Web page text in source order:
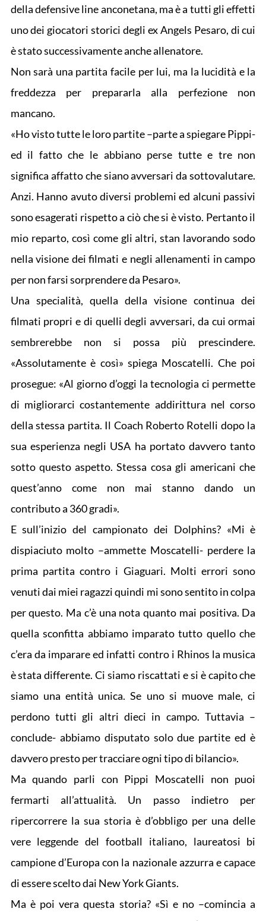
della defensive line anconetana, ma è a tutti gli effetti
uno dei giocatori storici degli ex Angels Pesaro, di cui
è stato successivamente anche allenatore.
Non sarà una partita facile per lui, ma la lucidità e la
freddezza per prepararla alla perfezione non
mancano.
«Ho visto tutte le loro partite –parte a spiegare Pippi-
ed il fatto che le abbiano perse tutte e tre non
significa affatto che siano avversari da sottovalutare.
Anzi. Hanno avuto diversi problemi ed alcuni passivi
sono esagerati rispetto a ciò che si è visto. Pertanto il
mio reparto, così come gli altri, stan lavorando sodo
nella visione dei filmati e negli allenamenti in campo
per non farsi sorprendere da Pesaro».
Una specialità, quella della visione continua dei
filmati propri e di quelli degli avversari, da cui ormai
sembrerebbe non si possa più prescindere.
«Assolutamente è così» spiega Moscatelli. Che poi
prosegue: «Al giorno d’oggi la tecnologia ci permette
di migliorarci costantemente addirittura nel corso
della stessa partita. Il Coach Roberto Rotelli dopo la
sua esperienza negli USA ha portato davvero tanto
sotto questo aspetto. Stessa cosa gli americani che
quest’anno come non mai stanno dando un
contributo a 360 gradi».
E sull’inizio del campionato dei Dolphins? «Mi è
dispiaciuto molto –ammette Moscatelli- perdere la
prima partita contro i Giaguari. Molti errori sono
venuti dai miei ragazzi quindi mi sono sentito in colpa
per questo. Ma c’è una nota quanto mai positiva. Da
quella sconfitta abbiamo imparato tutto quello che
c’era da imparare ed infatti contro i Rhinos la musica
è stata differente. Ci siamo riscattati e si è capito che
siamo una entità unica. Se uno si muove male, ci
perdono tutti gli altri dieci in campo. Tuttavia –
conclude- abbiamo disputato solo due partite ed è
davvero presto per tracciare ogni tipo di bilancio».
Ma quando parli con Pippi Moscatelli non puoi
fermarti all’attualità. Un passo indietro per
ripercorrere la sua storia è d’obbligo per una delle
vere leggende del football italiano, laureatosi bi
campione d’Europa con la nazionale azzurra e capace
di essere scelto dai New York Giants.
Ma è poi vera questa storia? «Sì e no –comincia a